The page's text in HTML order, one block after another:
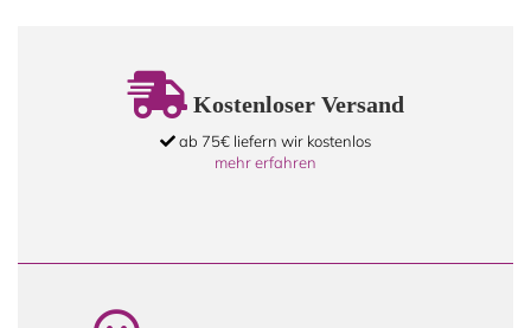
Kostenloser Versand
ab 75€ liefern wir kostenlos
mehr erfahren